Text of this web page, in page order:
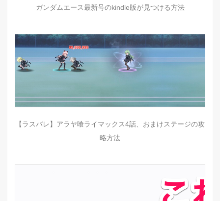
ガンダムエース最新号のkindle版が見つける方法
【ラスバレ】アラヤ喰ライマックス4話、おまけステージの攻
略方法